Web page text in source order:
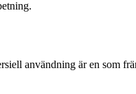
användning är en som